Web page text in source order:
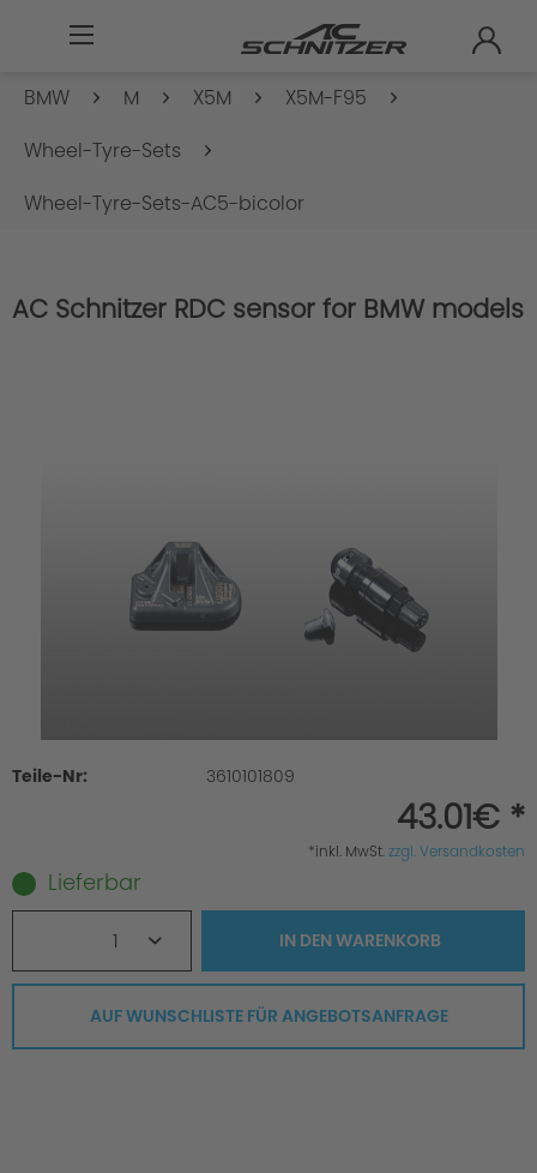
BMW M X5M
X5M-F95
Wheel-Tyre-Sets
Wheel-Tyre-Sets-AC5-bicolor
AC Schnitzer RDC sensor for BMW models
Teile-Nr: 3610101809
43.01€ *
*inkl. MwSt.zzgl. Versandkosten
Lieferbar
1 IN DENWARENKORB
AUF WUNSCHLISTE FÜR ANGEBOTSANFRAGE